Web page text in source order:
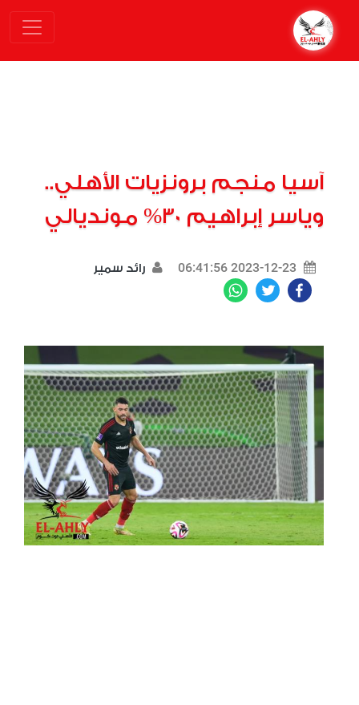
آسيا منجم برونزيات الأهلي..
وياسر إبراهيم 30% مونديالي
2023-12-23 06:41:56 رائد سمير
Facebook
Twitter